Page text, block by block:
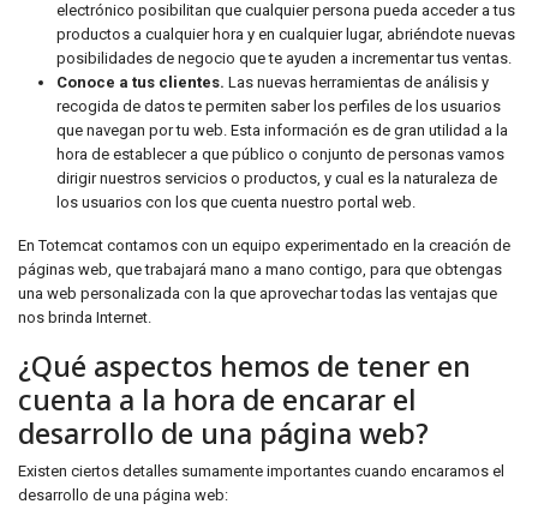
electrónico posibilitan que cualquier persona pueda acceder a tus
productos a cualquier hora y en cualquier lugar, abriéndote nuevas
posibilidades de negocio que te ayuden a incrementar tus ventas.
Conoce a tus clientes. Las nuevas herramientas de análisis y
recogida de datos te permiten saber los perfiles de los usuarios
que navegan por tu web. Esta información es de gran utilidad a la
hora de establecer a que público o conjunto de personas vamos
dirigir nuestros servicios o productos, y cual es la naturaleza de
los usuarios con los que cuenta nuestro portal web.
En Totemcat contamos con un equipo experimentado en la creación de
páginas web, que trabajará mano a mano contigo, para que obtengas
una web personalizada con la que aprovechar todas las ventajas que
nos brinda Internet.
¿Qué aspectos hemos de tener en
cuenta a la hora de encarar el
desarrollo de una página web?
Existen ciertos detalles sumamente importantes cuando encaramos el
desarrollo de una página web: